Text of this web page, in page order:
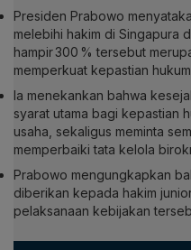
Presiden Prabowo
melebihi hakim di Singapura
hampir 300 % tersebut
memperkuat kepastian
Ia menekankan bahwa
syarat utama bagi kepastian
usaha, sekaligus meminta
memperbaiki tata kelola
Prabowo mengungkapkan
diberikan kepada hakim
pelaksanaan kebijakan